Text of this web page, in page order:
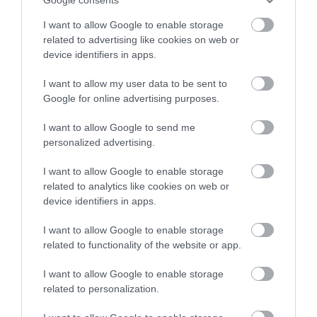
I want to allow Google to enable storage
related to advertising like cookies on web or
device identifiers in apps.
I want to allow my user data to be sent to
Google for online advertising purposes.
I want to allow Google to send me
personalized advertising.
I want to allow Google to enable storage
related to analytics like cookies on web or
device identifiers in apps.
I want to allow Google to enable storage
related to functionality of the website or app.
I want to allow Google to enable storage
related to personalization.
én pedig ő közölte Görgeivel a haditanács határozatát,
miszerint a többség az oroszok előtti fegyverletétel mellett
szavazott. Szőlősnél kapitulált augusztus 13-án, majd az
állították, s – ellentétben tábornoktársaival – külön pert
halálra ítélte. Nem engedte bekötni a szemét, s mivel az első
sortűz nem végzett vele, közvetlen közelről három kirendelt
közkatona (más forrás szerint egy tiszt) lőtte agyon.
Az éj folyamán Fedrigoni Lajos, Kiss Ernő féltestvérének,
Löwen Júlia bárónőnek a férje megvesztegette az őröket, és
Kiss tisztiszolgájával, Kovács Mihállyal, valamint Hertelendy
kiemelték a puha homokos talajban, alig két ásónyomnyi
mélységben nyugvó holttestet, s egy kétkerekű taligán a